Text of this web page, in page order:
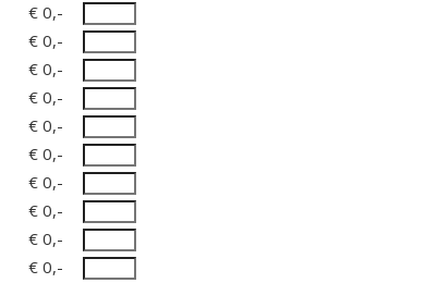
€ 0,-
€ 0,-
€ 0,-
€ 0,-
€ 0,-
€ 0,-
€ 0,-
€ 0,-
€ 0,-
€ 0,-